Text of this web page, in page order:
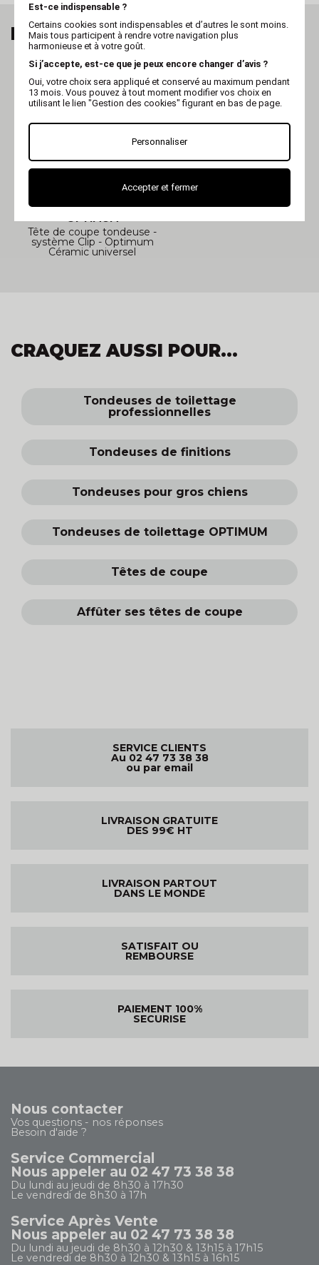
MES DERNIERS ARTICLES VUS
Tête de coupe tondeuse -
système Clip - Optimum
Céramic universel
CRAQUEZ AUSSI POUR...
Tondeuses de toilettage
professionnelles
Tondeuses de finitions
Tondeuses pour gros chiens
Tondeuses de toilettage OPTIMUM
Têtes de coupe
Affûter ses têtes de coupe
SERVICE CLIENTS
Au 02 47 73 38 38
ou par email
LIVRAISON GRATUITE
DES 99€ HT
LIVRAISON PARTOUT
DANS LE MONDE
SATISFAIT OU
REMBOURSE
PAIEMENT 100%
SECURISE
Nous contacter
Vos questions - nos réponses
Besoin d'aide ?
Service Commercial
Nous appeler au 02 47 73 38 38
Du lundi au jeudi de 8h30 à 17h30
Le vendredi de 8h30 à 17h
Service Après Vente
Nous appeler au 02 47 73 38 38
Du lundi au jeudi de 8h30 à 12h30 & 13h15 à 17h15
Le vendredi de 8h30 à 12h30 & 13h15 à 16h15
Est-ce indispensable ?
Certains cookies sont indispensables et d’autres le sont moins.
Mais tous participent à rendre votre navigation plus
harmonieuse et à votre goût.
Si j’accepte, est-ce que je peux encore changer d’avis ?
Oui, votre choix sera appliqué et conservé au maximum pendant
13 mois. Vous pouvez à tout moment modifier vos choix en
utilisant le lien "Gestion des cookies" figurant en bas de page.
Personnaliser
Accepter et fermer